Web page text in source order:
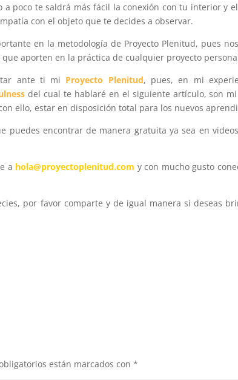
poco te saldrá más fácil la conexión con tu interior y
con el objeto que te decides a observar.
en la metodología de Proyecto Plenitud, pues
aporten en la práctica de cualquier proyecto
ante ti mi Proyecto Plenitud, pues, en mi
del cual te hablaré en el siguiente artículo, son
ello, estar en disposición total para los nuevos
puedes encontrar de manera gratuita ya sea en
a hola@proyectoplenitud.com y con mucho gusto
por favor comparte y de igual manera si deseas
están marcados con*